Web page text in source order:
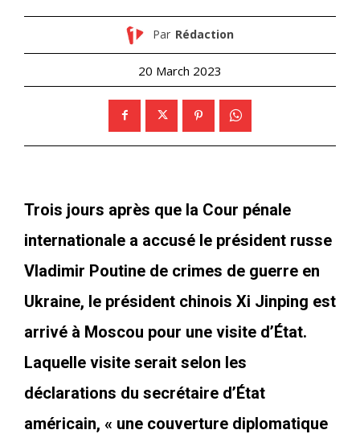
Par Rédaction
20 March 2023
Trois jours après que la Cour pénale
internationale a accusé le président russe
Vladimir Poutine de crimes de guerre en
Ukraine, le président chinois Xi Jinping est
arrivé à Moscou pour une visite d’État.
Laquelle visite serait selon les
déclarations du secrétaire d’État
américain, « une couverture diplomatique